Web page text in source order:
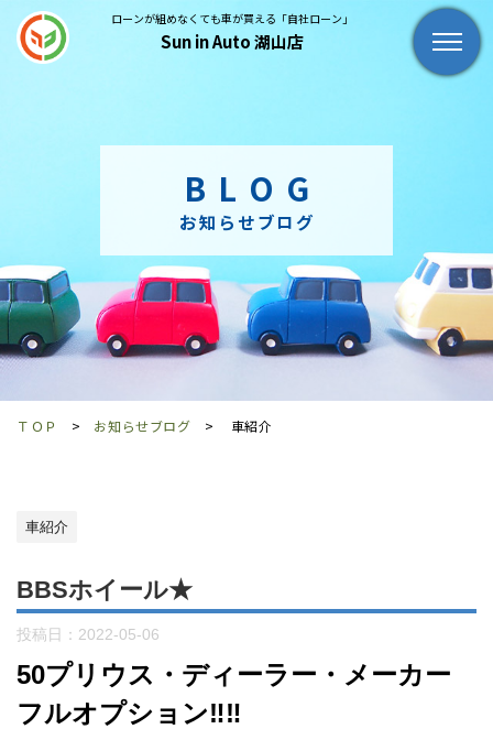
ローンが組めなくても車が買える「自社ローン」
Sun in Auto 湖山店
BLOG
お知らせブログ
ＴＯＰ お知らせブログ 車紹介
車紹介
BBSホイール★
投稿日： 2022-05-06
50プリウス・ディーラー・メーカー
フルオプション‼︎‼︎